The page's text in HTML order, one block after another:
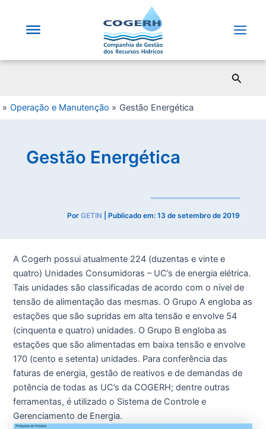
Operação e Manutenção Gestão Energética
Gestão Energética
PorGETIN | Publicado em:13 de setembro de 2019
A Cogerh possui atualmente 224 (duzentas e vinte e
quatro) Unidades Consumidoras – UC’s de energia elétrica.
Tais unidades são classificadas de acordo com o nível de
tensão de alimentação das mesmas. O Grupo A engloba as
estações que são supridas em alta tensão e envolve 54
(cinquenta e quatro) unidades. O Grupo B engloba as
estações que são alimentadas em baixa tensão e envolve
170 (cento e setenta) unidades. Para conferência das
faturas de energia, gestão de reativos e de demandas de
potência de todas as UC’s da COGERH; dentre outras
ferramentas, é utilizado o Sistema de Controle e
Gerenciamento de Energia.